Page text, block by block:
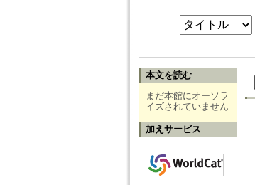
本文を読む
まだ本館にオーソラ
イズされていません
加えサービス